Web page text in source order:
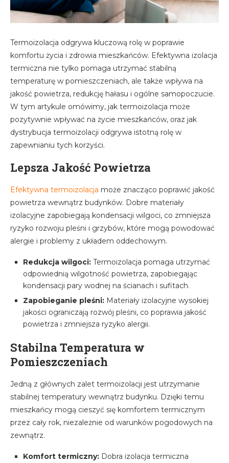
Termoizolacja odgrywa kluczową rolę w poprawie
komfortu życia i zdrowia mieszkańców. Efektywna izolacja
termiczna nie tylko pomaga utrzymać stabilną
temperaturę w pomieszczeniach, ale także wpływa na
jakość powietrza, redukcję hałasu i ogólne samopoczucie.
W tym artykule omówimy, jak termoizolacja może
pozytywnie wpływać na życie mieszkańców, oraz jak
dystrybucja termoizolacji odgrywa istotną rolę w
zapewnianiu tych korzyści.
Lepsza Jakość Powietrza
Efektywna termoizolacja może znacząco poprawić jakość
powietrza wewnątrz budynków. Dobre materiały
izolacyjne zapobiegają kondensacji wilgoci, co zmniejsza
ryzyko rozwoju pleśni i grzybów, które mogą powodować
alergie i problemy z układem oddechowym.
Redukcja wilgoci: Termoizolacja pomaga utrzymać
odpowiednią wilgotność powietrza, zapobiegając
kondensacji pary wodnej na ścianach i sufitach.
Zapobieganie pleśni: Materiały izolacyjne wysokiej
jakości ograniczają rozwój pleśni, co poprawia jakość
powietrza i zmniejsza ryzyko alergii.
Stabilna Temperatura w
Pomieszczeniach
Jedną z głównych zalet termoizolacji jest utrzymanie
stabilnej temperatury wewnątrz budynku. Dzięki temu
mieszkańcy mogą cieszyć się komfortem termicznym
przez cały rok, niezależnie od warunków pogodowych na
zewnątrz.
Komfort termiczny: Dobra izolacja termiczna